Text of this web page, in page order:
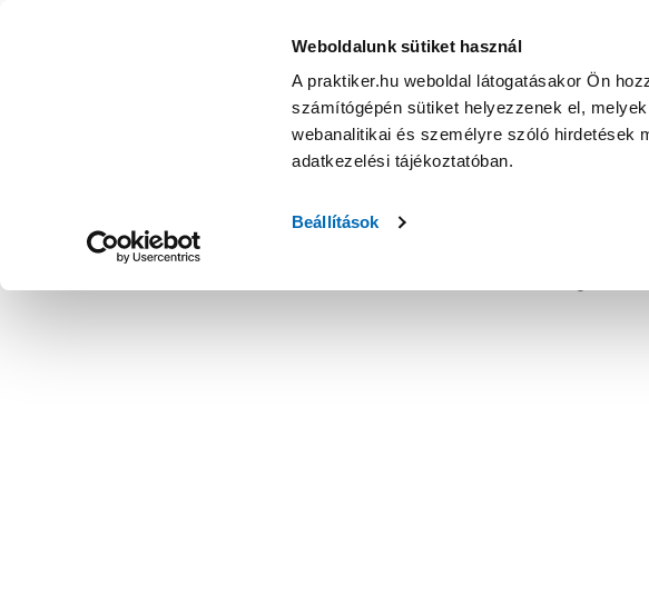
Weboldalunk sütiket használ
A praktiker.hu weboldal látogatásakor Ön
számítógépén sütiket helyezzenek el,
webanalitikai és személyre szóló hirdetések
adatkezelési tájékoztatóban.
Beállítások